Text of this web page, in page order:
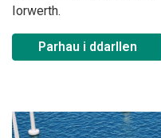
Iorwerth.
Parhau i ddarllen